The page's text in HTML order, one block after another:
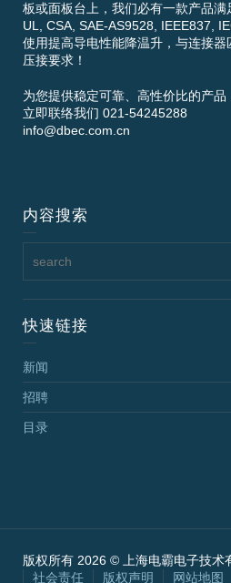
板或面板台上，我们必有一款产品
UL, CSA, SAE-AS9528, IEEE837,
使用提高导电性能降温升，与连接
压接要求！
为您提供稳定可靠、高性价比的产品
立即联络我们 021-54245288
info@dbec.com.cn
内容搜索
快速链接
新闻
招聘
目录
版权所有 2026 © 上海电霸电子技术
社会责任
版权声明 网站地图